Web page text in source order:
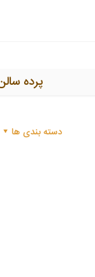
پرده
دسته بندی ها